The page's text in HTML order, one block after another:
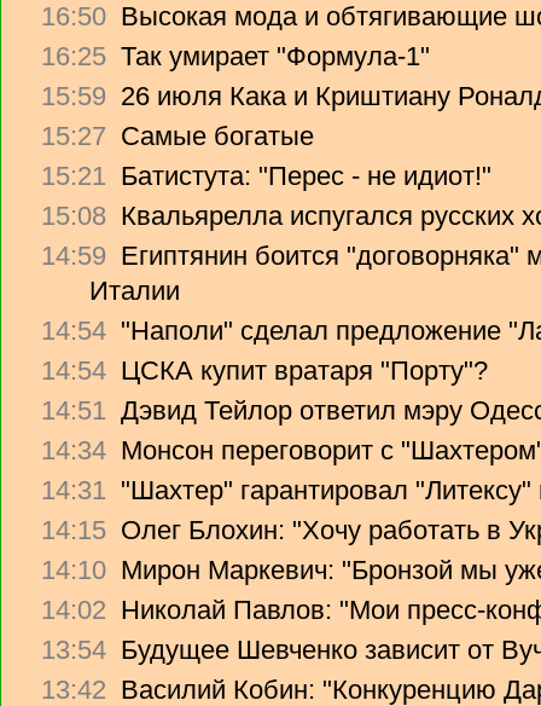
16:50 Высокая мода и обтягивающие
16:25 Так умирает "Формула-1"
15:59 26 июля Кака и Криштиану
15:27 Самые богатые
15:21 Батистута: "Перес - не идиот!"
15:08 Квальярелла испугался русских
14:59 Египтянин боится
Италии
14:54 "Наполи" сделал предложение
14:54 ЦСКА купит вратаря "Порту"?
14:51 Дэвид Тейлор ответил мэру
14:34 Монсон переговорит с
14:31 "Шахтер" гарантировал
14:15 Олег Блохин: "Хочу работать в
14:10 Мирон Маркевич: "Бронзой мы
14:02 Николай Павлов: "Мои пресс-
13:54 Будущее Шевченко зависит от
13:42 Василий Кобин: "Конкуренцию